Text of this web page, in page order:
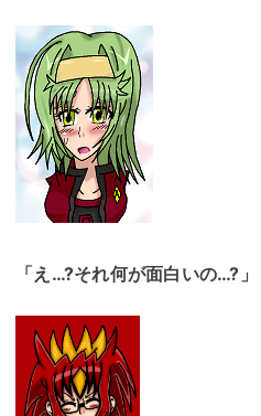
「え…?それ何が面白いの…?」